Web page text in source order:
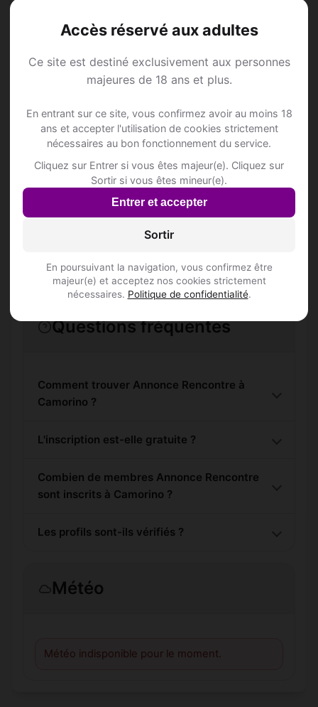
Accès réservé aux adultes
Ce site est destiné exclusivement aux personnes
majeures de 18 ans et plus.
En entrant sur ce site, vous confirmez avoir au moins 18
ans et accepter l'utilisation de cookies strictement
nécessaires au bon fonctionnement du service.
Cliquez sur Entrer si vous êtes majeur(e). Cliquez sur
Sortir si vous êtes mineur(e).
Entrer et accepter
Sortir
En poursuivant la navigation, vous confirmez être
majeur(e) et acceptez nos cookies strictement
nécessaires. Politique de confidentialité.
Annonce Rencontre à
Camorino
alentours !
S'inscrire gratuitement
Questions fréquentes
Comment trouver Annonce Rencontre à
Camorino ?
L'inscription est-elle gratuite ?
Combien de membres Annonce Rencontre
sont inscrits à Camorino ?
Les profils sont-ils vérifiés ?
Météo
Météo indisponible pour le moment.